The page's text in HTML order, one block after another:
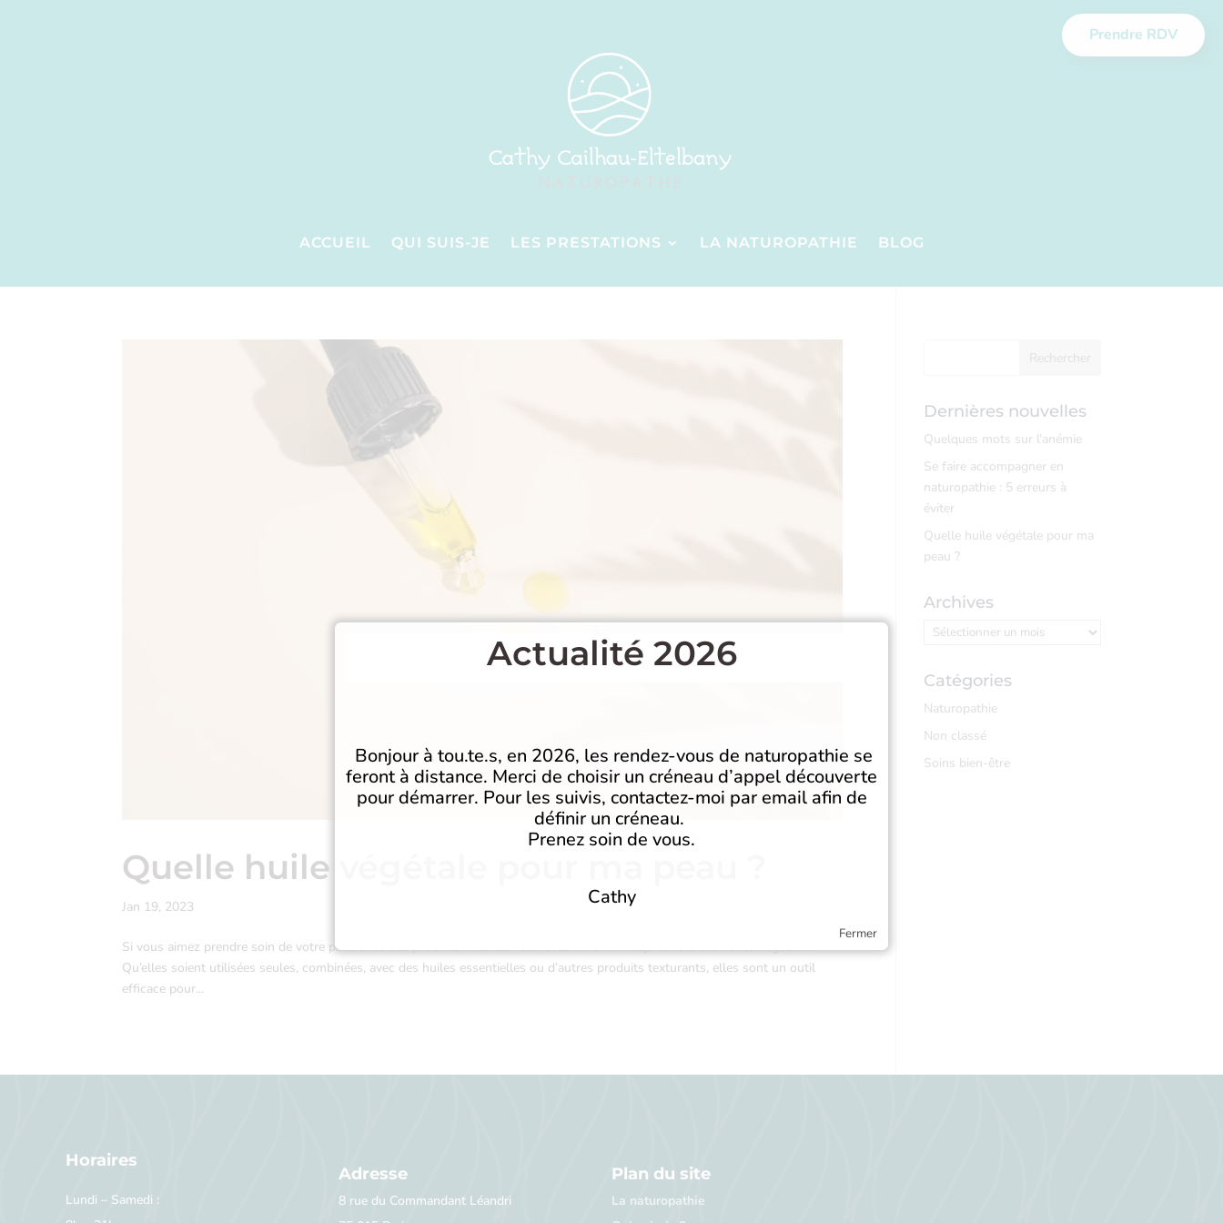
Prendre RDV
ACCUEIL QUI SUIS-JE LES PRESTATIONS LA NATUROPATHIE BLOG
Quelle huile végétale pour ma peau ?
Jan 19, 2023
Si vous aimez prendre soin de votre peau avec des produits naturels vous avez sûrement déjà acheté des huiles végétales.
Qu’elles soient utilisées seules, combinées, avec des huiles essentielles ou d’autres produits texturants, elles sont un outil
efficace pour...
Dernières nouvelles
Quelques mots sur l’anémie
Se faire accompagner en
naturopathie : 5 erreurs à
éviter
Quelle huile végétale pour ma
peau ?
Archives
Archives
Catégories
Naturopathie
Non classé
Soins bien-être
Horaires
Lundi – Samedi :
Adresse
8 rue du Commandant Léandri
Plan du site
La naturopathie
Fermer
Actualité 2026
Bonjour à tou.te.s, en 2026, les rendez-vous de naturopathie se
feront à distance. Merci de choisir un créneau d’appel découverte
pour démarrer. Pour les suivis, contactez-moi par email afin de
définir un créneau.
Prenez soin de vous.
Cathy